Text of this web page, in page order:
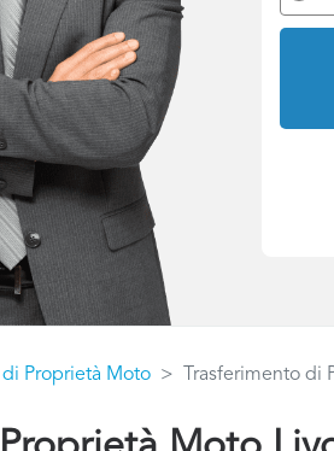
di Proprietà Moto Trasferimento di